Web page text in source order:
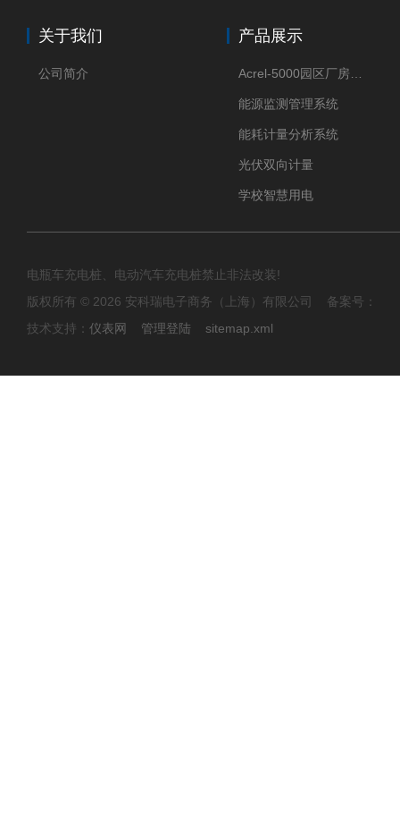
关于我们
公司简介
产品展示
能源监测管理系统
能耗计量分析系统
光伏双向计量
学校智慧用电
电瓶车充电桩、电动汽车充电桩禁止非法改装!
版权所有 © 2026 安科瑞电子商务（上海）有限公司 备案号：
技术支持： 仪表网 管理登陆 sitemap.xml